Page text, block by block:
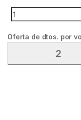
PREDNISOLONA
Oferta de dtos. por
2